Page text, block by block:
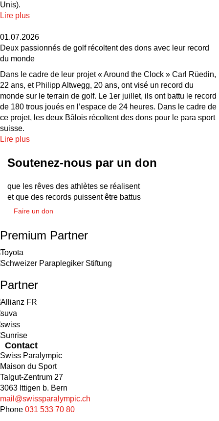
Unis).
Lire plus
01.07.2026
Deux passionnés de golf récoltent des dons avec leur record
du monde
Dans le cadre de leur projet « Around the Clock » Carl Rüedin,
22 ans, et Philipp Altwegg, 20 ans, ont visé un record du
monde sur le terrain de golf. Le 1er juillet, ils ont battu le record
de 180 trous joués en l’espace de 24 heures. Dans le cadre de
ce projet, les deux Bâlois récoltent des dons pour le para sport
suisse.
Lire plus
Soutenez-nous par un don
que les rêves des athlètes se réalisent
et que des records puissent être battus
Faire un don
Premium Partner
Partner
Contact
Swiss Paralympic
Maison du Sport
Talgut-Zentrum 27
3063 Ittigen b. Bern
mail@swissparalympic.ch
Phone 031 533 70 80